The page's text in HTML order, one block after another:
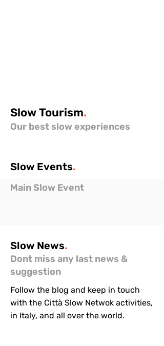
SlowTourism.
Our best slow experiences
Slow Events.
Main Slow Event
Slow News.
Dont miss any last news &
suggestion
Follow the blog and keep in touch
with the Città Slow Netwok activities,
in Italy, and all over the world.